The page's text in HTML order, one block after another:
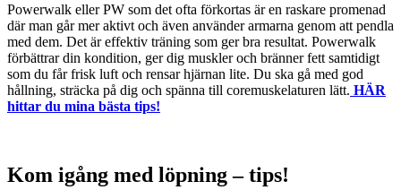
Powerwalk eller PW som det ofta förkortas är en raskare promenad
där man går mer aktivt och även använder armarna genom att pendla
med dem. Det är effektiv träning som ger bra resultat. Powerwalk
förbättrar din kondition, ger dig muskler och bränner fett samtidigt
som du får frisk luft och rensar hjärnan lite. Du ska gå med god
hållning, sträcka på dig och spänna till coremuskelaturen lätt. HÄR
hittar du mina bästa tips!
Kom igång med löpning – tips!